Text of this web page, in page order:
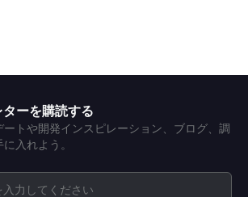
ーを購読する
トや開発インスピレーション、ブログ、調
入れよう。